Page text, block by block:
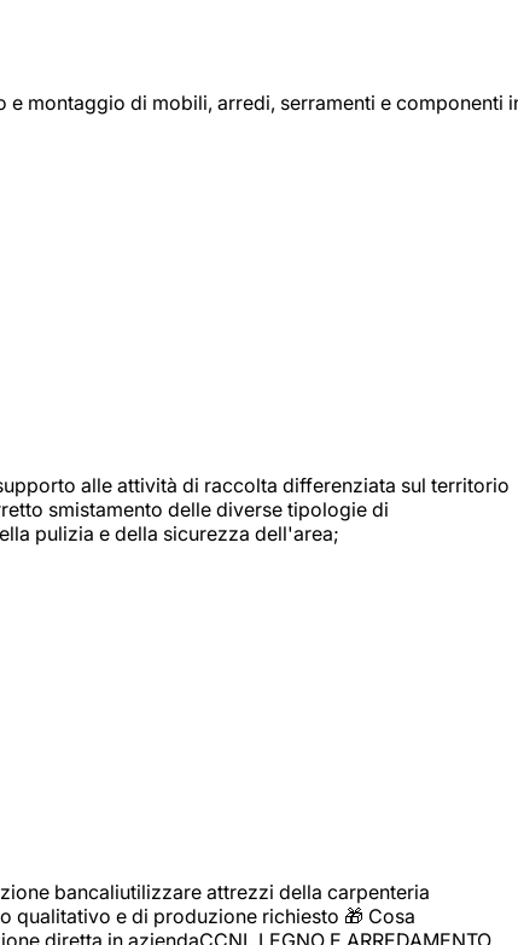
montaggio di mobili, arredi, serramenti e componenti
alle attività di raccolta differenziata sul territorio
smistamento delle diverse tipologie di
pulizia e della sicurezza dell'area;
bancaliutilizzare attrezzi della carpenteria
qualitativo e di produzione richiesto 🎁 Cosa
diretta in aziendaCCNL LEGNO E ARREDAMENTO